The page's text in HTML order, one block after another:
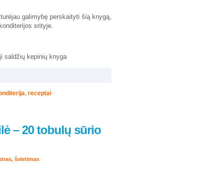
galimybę perskaityti šią knygą,
srityje.
saldžių kepinių knyga
, receptai
– 20 tobulų sūrio
, švietimas